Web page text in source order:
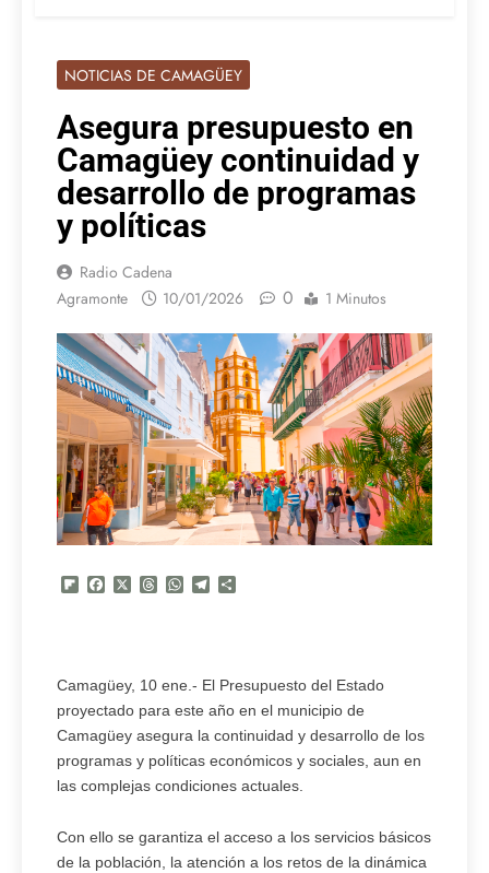
NOTICIAS DE CAMAGÜEY
Asegura presupuesto en
Camagüey continuidad y
desarrollo de programas
y políticas
Radio Cadena
Agramonte
10/01/2026 0 1 Minutos
Flipboard
FacebookThreadsWhatsApp
Telegram
Camagüey, 10 ene.- El Presupuesto del Estado
proyectado para este año en el municipio de
Camagüey asegura la continuidad y desarrollo de los
programas y políticas económicos y sociales, aun en
las complejas condiciones actuales.
Con ello se garantiza el acceso a los servicios básicos
de la población, la atención a los retos de la dinámica